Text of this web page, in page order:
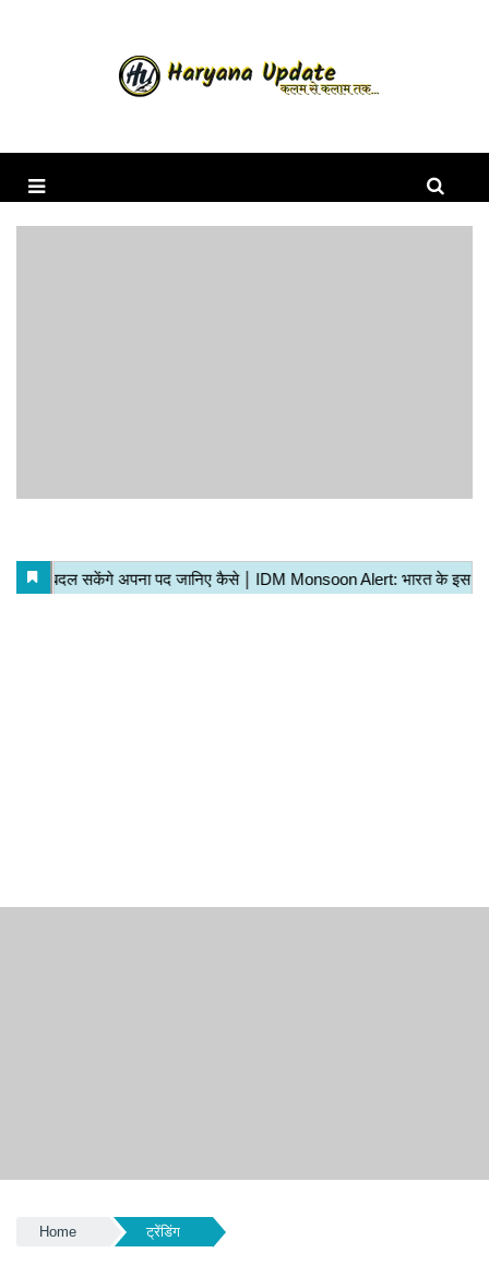
Home ट्रेंडिंग